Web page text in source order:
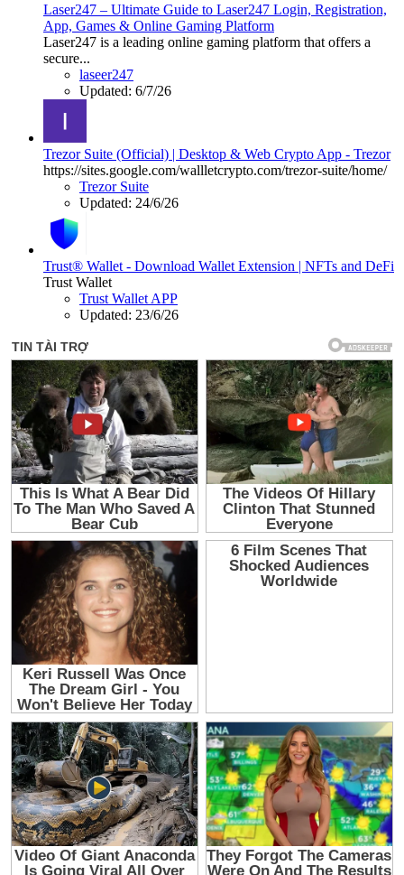
Laser247 – Ultimate Guide to Laser247 Login, Registration,
App, Games & Online Gaming Platform
Laser247 is a leading online gaming platform that offers a
secure...
laseer247
Updated: 6/7/26
Trezor Suite (Official) | Desktop & Web Crypto App - Trezor
https://sites.google.com/wallletcrypto.com/trezor-suite/home/
Trezor Suite
Updated: 24/6/26
Trust® Wallet - Download Wallet Extension | NFTs and DeFi
Trust Wallet
Trust Wallet APP
Updated: 23/6/26